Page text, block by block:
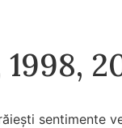
sentimente